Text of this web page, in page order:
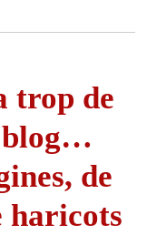
trop de
blog…
de
haricots